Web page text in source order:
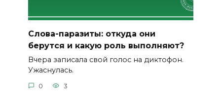
Слова-паразиты: откуда они
берутся и какую роль выполняют?
Вчера записала свой голос на диктофон.
Ужаснулась.
0 3